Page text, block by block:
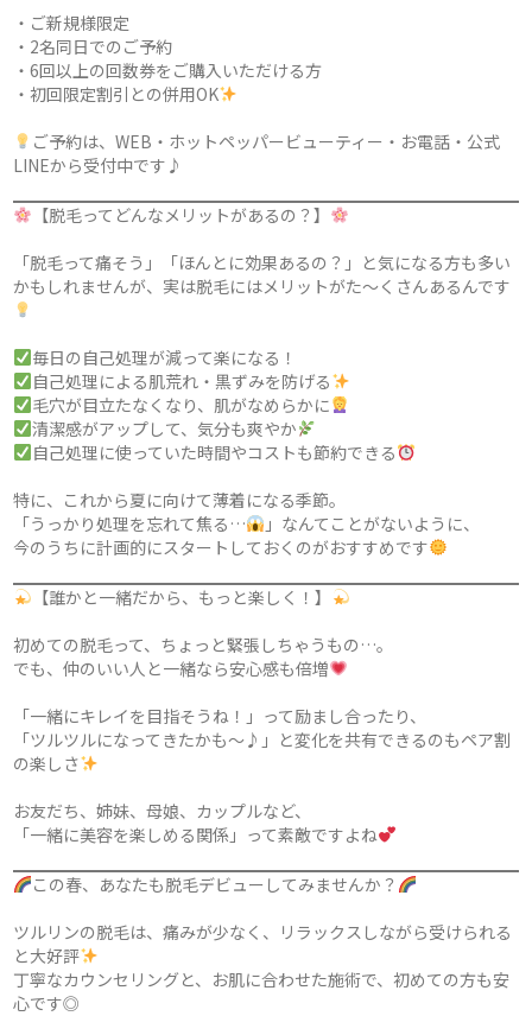
・ご新規様限定
・2名同日でのご予約
・6回以上の回数券をご購入いただける方
・初回限定割引との併用OK
ご予約は、WEB・ホットペッパービューティー・お電話・公式
LINEから受付中です♪
【脱毛ってどんなメリットがあるの？】
「脱毛って痛そう」「ほんとに効果あるの？」と気になる方も多い
かもしれませんが、実は脱毛にはメリットがた〜くさんあるんです
毎日の自己処理が減って楽になる！
自己処理による肌荒れ・黒ずみを防げる
毛穴が目立たなくなり、肌がなめらかに
清潔感がアップして、気分も爽やか
自己処理に使っていた時間やコストも節約できる
特に、これから夏に向けて薄着になる季節。
「うっかり処理を忘れて焦る…
」なんてことがないように、
今のうちに計画的にスタートしておくのがおすすめです
【誰かと一緒だから、もっと楽しく！】
初めての脱毛って、ちょっと緊張しちゃうもの…。
でも、仲のいい人と一緒なら安心感も倍増
「一緒にキレイを目指そうね！」って励まし合ったり、
「ツルツルになってきたかも〜♪」と変化を共有できるのもペア割
の楽しさ
お友だち、姉妹、母娘、カップルなど、
「一緒に美容を楽しめる関係」って素敵ですよね
この春、あなたも脱毛デビューしてみませんか？
ツルリンの脱毛は、痛みが少なく、リラックスしながら受けられる
と大好評
丁寧なカウンセリングと、お肌に合わせた施術で、初めての方も安
心です◎